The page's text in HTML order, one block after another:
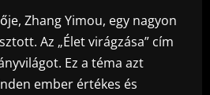
Zhang Yimou, egy nagyon
Az „Élet virágzása” cím
Ez a téma azt
ember értékes és